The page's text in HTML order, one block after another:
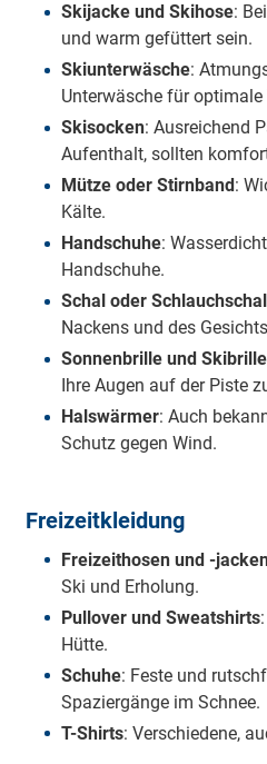
Skijacke und Skihose:
und warm gefüttert sein.
Skiunterwäsche:
Unterwäsche für
Skisocken: Ausreichend
Aufenthalt, sollten
Mütze oder Stirnband:
Kälte.
Handschuhe:
Handschuhe.
Schal oder Schlauchschal
Nackens und des
Sonnenbrille und Skibrille
Ihre Augen auf der Piste
Halswärmer: Auch
Schutz gegen Wind.
Freizeitkleidung
Freizeithosen und -
Ski und Erholung.
Pullover und Sweatshirts
Hütte.
Schuhe: Feste und
Spaziergänge im Schnee.
T-Shirts: Verschiedene,